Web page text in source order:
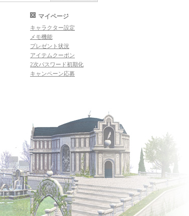
マイページ
キャラクター設定
メモ機能
プレゼント状況
アイテムクーポン
2次パスワード初期化
キャンペーン応募